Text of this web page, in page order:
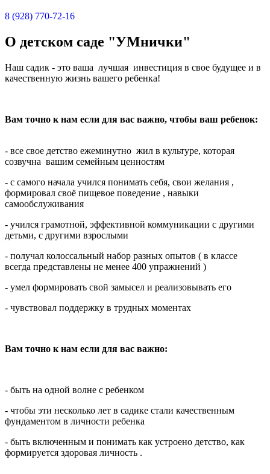
8 (928) 770-72-16
О детском саде "УМнички"
Наш садик - это ваша лучшая инвестиция в свое будущее и в
качественную жизнь вашего ребенка!
Вам точно к нам если для вас важно, чтобы ваш ребенок:
- все свое детство ежеминутно жил в культуре, которая
созвучна вашим семейным ценностям
- с самого начала учился понимать себя, свои желания ,
формировал своё пищевое поведение , навыки
самообслуживания
- учился грамотной, эффективной коммуникации с другими
детьми, с другими взрослыми
- получал колоссальный набор разных опытов ( в классе
всегда представлены не менее 400 упражнений )
- умел формировать свой замысел и реализовывать его
- чувствовал поддержку в трудных моментах
Вам точно к нам если для вас важно:
- быть на одной волне с ребенком
- чтобы эти несколько лет в садике стали качественным
фундаментом в личности ребенка
- быть включенным и понимать как устроено детство, как
формируется здоровая личность .